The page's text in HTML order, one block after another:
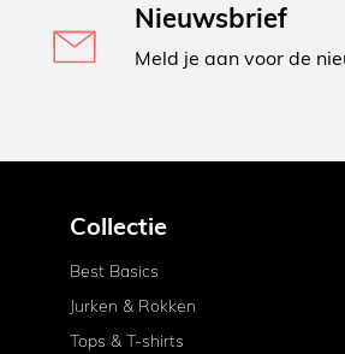
Nieuwsbrief
Meld je aan voor de
Collectie
Best Basics
Jurken & Rokken
Tops & T-shirts